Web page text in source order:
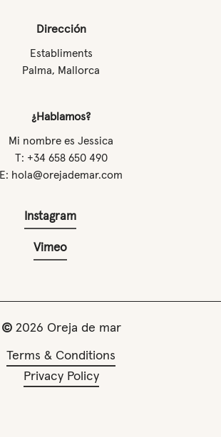
Dirección
Establiments
Palma, Mallorca
¿Hablamos?
Mi nombre es Jessica
T: +34 658 650 490
E: hola@orejademar.com
Instagram
Vimeo
© 2026 Oreja de mar
Terms & Conditions
Privacy Policy